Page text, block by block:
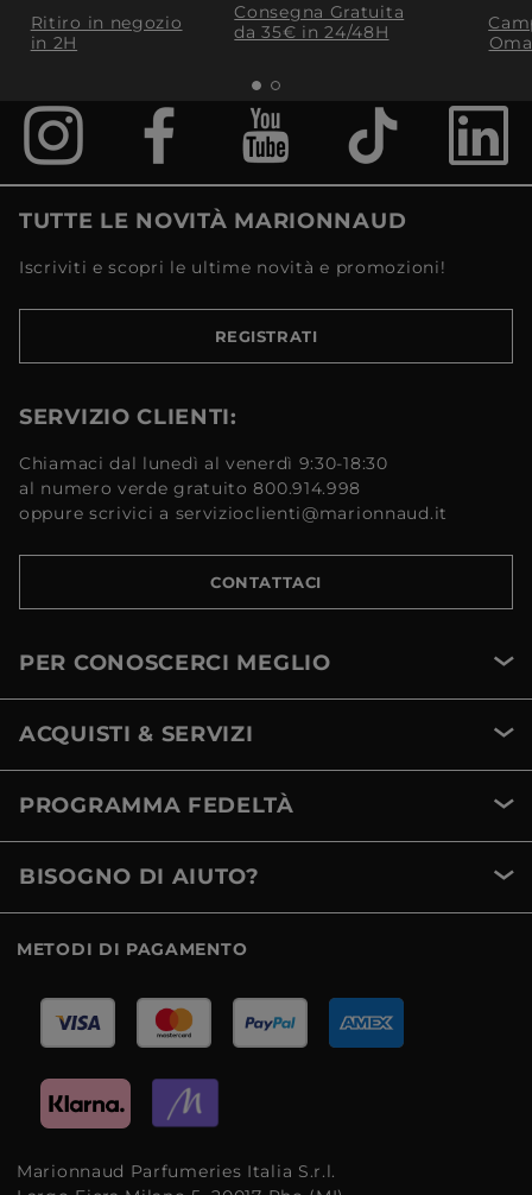
Ritiro in negozio
in 2H
Consegna Gratuita
da 35€​ in 24/48H
TUTTE LE NOVITÀ MARIONNAUD
Iscriviti e scopri le ultime novità e promozioni!
REGISTRATI
SERVIZIO CLIENTI:
Chiamaci dal lunedì al venerdì 9:30-18:30
al numero verde gratuito 800.914.998
oppure scrivici a servizioclienti@marionnaud.it
CONTATTACI
PER CONOSCERCI MEGLIO
ACQUISTI & SERVIZI
PROGRAMMA FEDELTÀ
BISOGNO DI AIUTO?
METODI DI PAGAMENTO
Marionnaud Parfumeries Italia S.r.l.